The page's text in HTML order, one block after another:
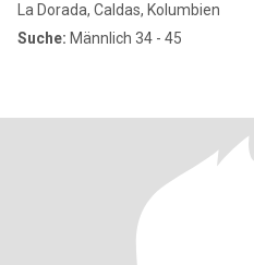
La Dorada, Caldas, Kolumbien
Suche: Männlich 34 - 45